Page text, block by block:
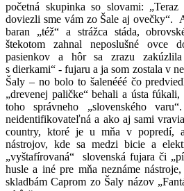
početná skupinka so slovami: „Teraz
doviezli sme vám zo Šale aj ovečky“.
baran „též“ a strážca stáda,
štekotom zahnal neposlušné ovce
pasienkov a hôr sa zrazu
s dierkami“ - fujaru a ja som zostala v
Šaly – no bolo to šalenééé čo
„drevenej paličke“ behali a ústa
toho správneho „slovenského
neidentifikovateľná a ako aj sami
country, ktoré je u mňa v popredí,
nástrojov, kde sa medzi bicie a
„vyštafírovaná“
slovenská fujara či
husle a iné pre mňa neznáme
skladbám Caprom zo Šaly názov